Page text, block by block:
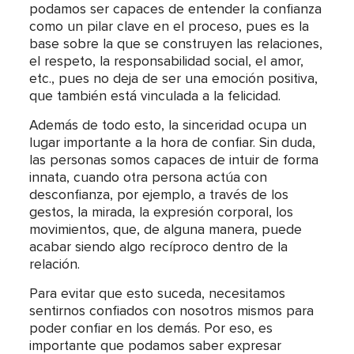
podamos ser capaces de entender la confianza
como un pilar clave en el proceso, pues es la
base sobre la que se construyen las relaciones,
el respeto, la responsabilidad social, el amor,
etc., pues no deja de ser una emoción positiva,
que también está vinculada a la felicidad.
Además de todo esto, la sinceridad ocupa un
lugar importante a la hora de confiar. Sin duda,
las personas somos capaces de intuir de forma
innata, cuando otra persona actúa con
desconfianza, por ejemplo, a través de los
gestos, la mirada, la expresión corporal, los
movimientos, que, de alguna manera, puede
acabar siendo algo recíproco dentro de la
relación.
Para evitar que esto suceda, necesitamos
sentirnos confiados con nosotros mismos para
poder confiar en los demás. Por eso, es
importante que podamos saber expresar